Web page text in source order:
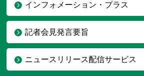
インフォメーション・プラス
記者会見発言要旨
ニュースリリース配信サービス